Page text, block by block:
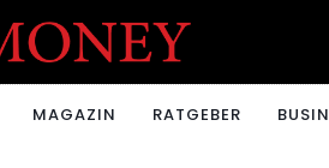
MAGAZIN RATGEBER